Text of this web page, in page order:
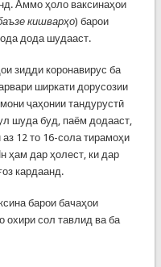
Аммо ҳоло ваксинаҳои
кишварҳо) барои
дода шудааст.
зидди коронавирус ба
ширкати дорусозии
ҷаҳонии тандурустӣ
шуда буд, паём додааст,
12 то 16-сола тирамоҳи
ҳам дар ҳолест, ки дар
кардаанд.
барои бачаҳои
охири сол тавлид ва ба